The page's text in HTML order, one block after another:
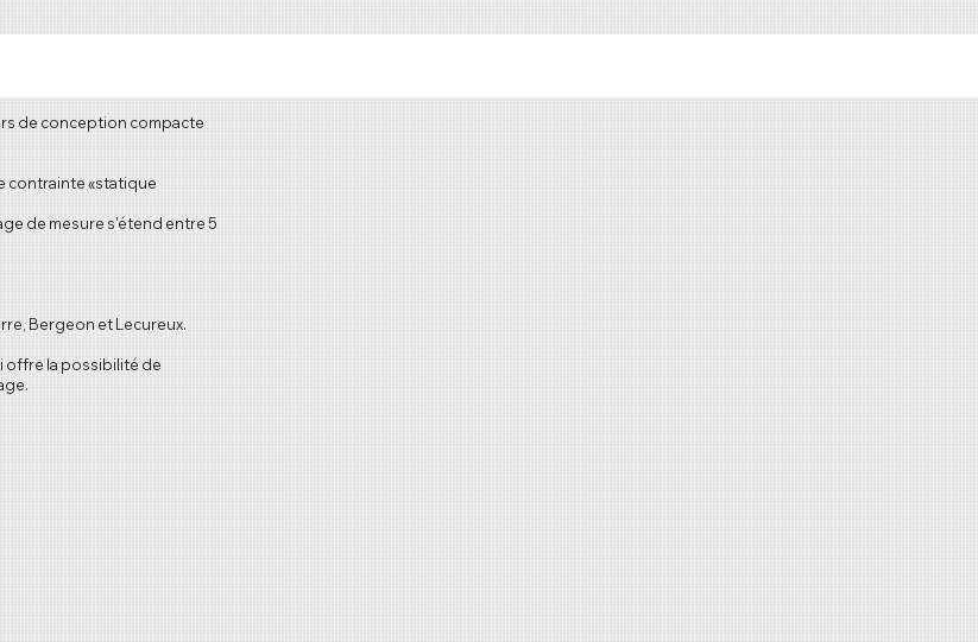
de conception compacte
contrainte «statique
de mesure s'étend entre 5
Bergeon et Lecureux.
offre la possibilité de